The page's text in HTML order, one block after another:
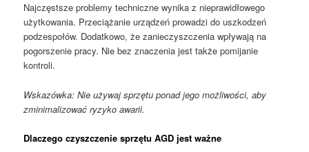
Najczęstsze problemy techniczne wynika z nieprawidłowego
użytkowania. Przeciążanie urządzeń prowadzi do uszkodzeń
podzespołów. Dodatkowo, że zanieczyszczenia wpływają na
pogorszenie pracy. Nie bez znaczenia jest także pomijanie
kontroli.
Wskazówka: Nie używaj sprzętu ponad jego możliwości, aby
zminimalizować ryzyko awarii.
Dlaczego czyszczenie sprzętu AGD jest ważne